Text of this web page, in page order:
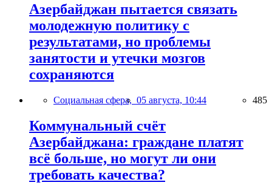
Азербайджан пытается связать
молодежную политику с
результатами, но проблемы
занятости и утечки мозгов
сохраняются
Социальная сфера, 05 августа, 10:44 485
Коммунальный счёт
Азербайджана: граждане платят
всё больше, но могут ли они
требовать качества?